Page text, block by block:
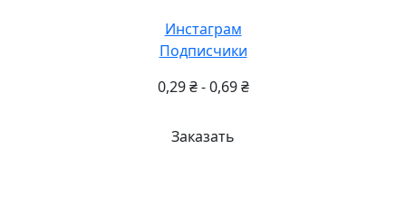
Инстаграм
Подписчики
0,29₴-0,69₴
Заказать